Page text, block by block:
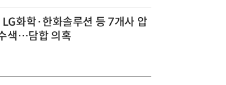
LG화학·한화솔루션 등 7개사 압
색…담합 의혹